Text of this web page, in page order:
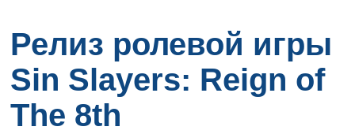
Релиз ролевой игры
Sin Slayers: Reign of
The 8th